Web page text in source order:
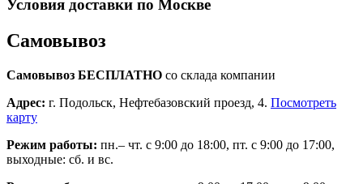
Условия доставки по Москве
Самовывоз
Самовывоз БЕСПЛАТНО со склада компании
Адрес: г. Подольск, Нефтебазовский проезд, 4. Посмотреть
карту
Режим работы: пн.– чт. с 9:00 до 18:00, пт. с 9:00 до 17:00,
выходные: сб. и вс.